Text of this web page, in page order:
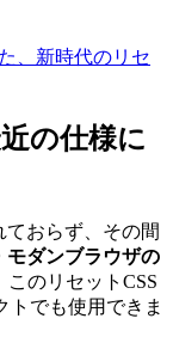
、新時代のリセ
近の仕様に
ておらず、その間
モダンブラウザの
このリセットCSS
トでも使用できま